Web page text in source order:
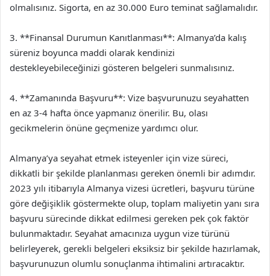
olmalısınız. Sigorta, en az 30.000 Euro teminat sağlamalıdır.
3. **Finansal Durumun Kanıtlanması**: Almanya’da kalış
süreniz boyunca maddi olarak kendinizi
destekleyebileceğinizi gösteren belgeleri sunmalısınız.
4. **Zamanında Başvuru**: Vize başvurunuzu seyahatten
en az 3-4 hafta önce yapmanız önerilir. Bu, olası
gecikmelerin önüne geçmenize yardımcı olur.
Almanya’ya seyahat etmek isteyenler için vize süreci,
dikkatli bir şekilde planlanması gereken önemli bir adımdır.
2023 yılı itibarıyla Almanya vizesi ücretleri, başvuru türüne
göre değişiklik göstermekte olup, toplam maliyetin yanı sıra
başvuru sürecinde dikkat edilmesi gereken pek çok faktör
bulunmaktadır. Seyahat amacınıza uygun vize türünü
belirleyerek, gerekli belgeleri eksiksiz bir şekilde hazırlamak,
başvurunuzun olumlu sonuçlanma ihtimalini artıracaktır.